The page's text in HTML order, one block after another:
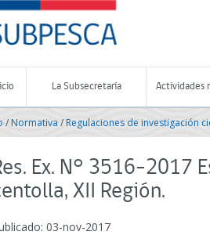
La Subsecretaría Actividades
/Normativa / Regulaciones de investigación
Ex. N° 3516-
XII Región.
03-nov-2017